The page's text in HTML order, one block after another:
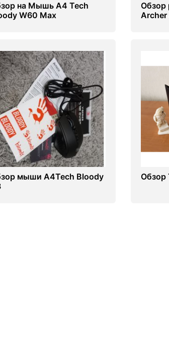
на Мышь A4 Tech
W60 Max
Обзор
Archer
мыши A4Tech Bloody
Обзор